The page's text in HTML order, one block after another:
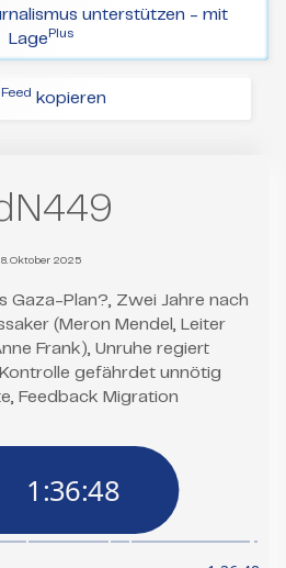
unterstützen - mit
Lage Plus
Feed kopieren
8. Oktober 2025
Gaza-Plan?, Zwei Jahre nach
(Meron Mendel, Leiter
Frank), Unruhe regiert
gefährdet unnötig
Feedback Migration